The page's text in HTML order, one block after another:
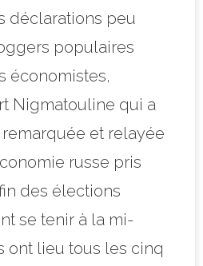
déclarations peu
populaires
économistes,
Nigmatouline qui a
et relayée
russe pris
des élections
se tenir à la mi-
ont lieu tous les cinq